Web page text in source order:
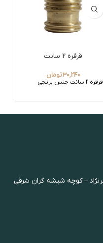
قرقره 2 سانت
30,240تومان
قرقره 2 سانت جنس برنجی
– کوچه شیشه گران شرقی